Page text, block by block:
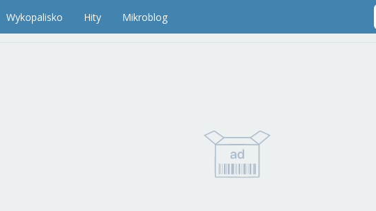
Wykopalisko Hity Mikroblog